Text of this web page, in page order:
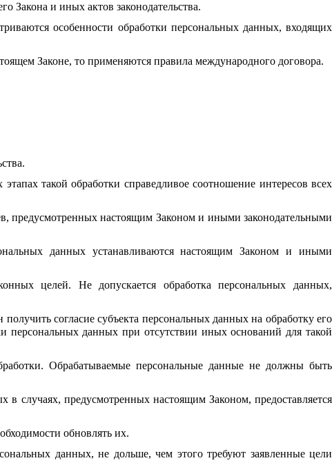
Закона и иных актов законодательства.
особенности обработки персональных данных, входящих
Законе, то применяются правила международного договора.
такой обработки справедливое соотношение интересов всех
предусмотренных настоящим Законом и иными законодательными
данных устанавливаются настоящим Законом и иными
целей. Не допускается обработка персональных данных,
согласие субъекта персональных данных на обработку его
персональных данных при отсутствии иных оснований для такой
Обрабатываемые персональные данные не должны быть
случаях, предусмотренных настоящим Законом, предоставляется
обновлять их.
данных, не дольше, чем этого требуют заявленные цели